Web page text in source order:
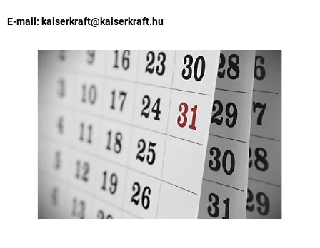
E-mail: kaiserkraft@kaiserkraft.hu